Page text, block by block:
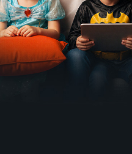
2020 | Česká republika | Komedie, Drama
65%
Zlatý
copánek
48%